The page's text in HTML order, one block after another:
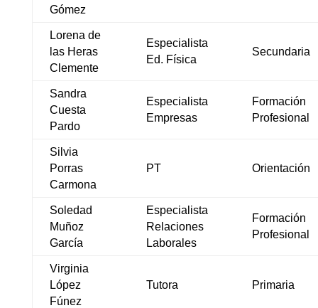
Gómez
Lorena de
las Heras
Clemente
Especialista
Ed. Física
Secundaria
Sandra
Cuesta
Pardo
Especialista
Empresas
Formación
Profesional
Silvia
Porras
Carmona
PT Orientación
Soledad
Muñoz
García
Especialista
Relaciones
Laborales
Formación
Profesional
Virginia
López
Fúnez
Tutora Primaria